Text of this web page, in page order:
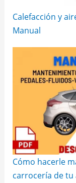
Calefacción y
Manual
Cómo hacerle
carrocería de tu